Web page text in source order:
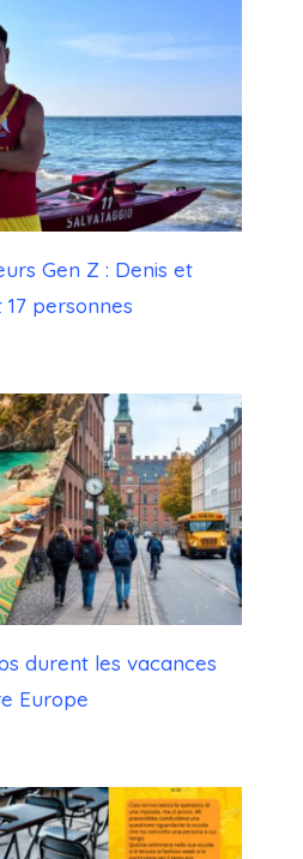
Gen Z : Denis et
personnes
durent les vacances
Europe